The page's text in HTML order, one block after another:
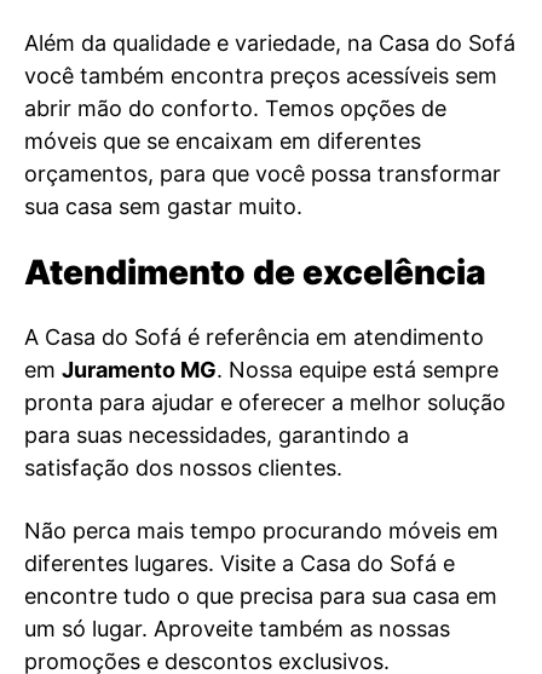
Além da qualidade e variedade, na Casa do Sofá
você também encontra preços acessíveis sem
abrir mão do conforto. Temos opções de
móveis que se encaixam em diferentes
orçamentos, para que você possa transformar
sua casa sem gastar muito.
Atendimento de excelência
A Casa do Sofá é referência em atendimento
em Juramento MG. Nossa equipe está sempre
pronta para ajudar e oferecer a melhor solução
para suas necessidades, garantindo a
satisfação dos nossos clientes.
Não perca mais tempo procurando móveis em
diferentes lugares. Visite a Casa do Sofá e
encontre tudo o que precisa para sua casa em
um só lugar. Aproveite também as nossas
promoções e descontos exclusivos.